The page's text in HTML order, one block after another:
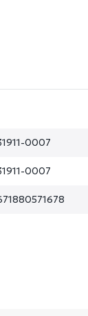
0007
0007